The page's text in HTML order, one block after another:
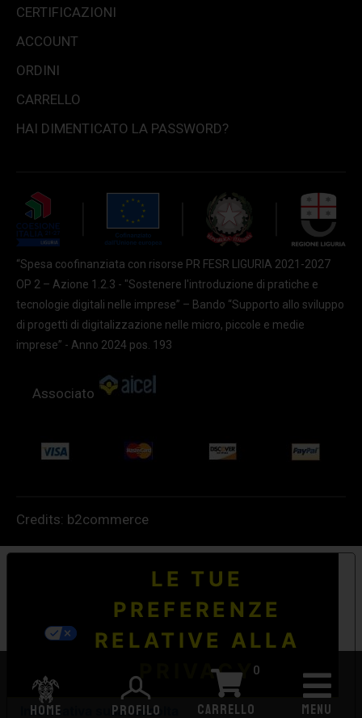
HOME PROFILO CARRELLO
0
MENU
CERTIFICAZIONI
ACCOUNT
ORDINI
CARRELLO
HAI DIMENTICATO LA PASSWORD?
“Spesa coofinanziata con risorse PR FESR LIGURIA 2021-2027
OP 2 – Azione 1.2.3 - "Sostenere l'introduzione di pratiche e
tecnologie digitali nelle imprese” – Bando “Supporto allo sviluppo
di progetti di digitalizzazione nelle micro, piccole e medie
imprese” - Anno 2024 pos. 193
Associato
Credits: b2commerce
Informativa sulla raccolta
LE TUE
PREFERENZE
RELATIVE ALLA
PRIVACY